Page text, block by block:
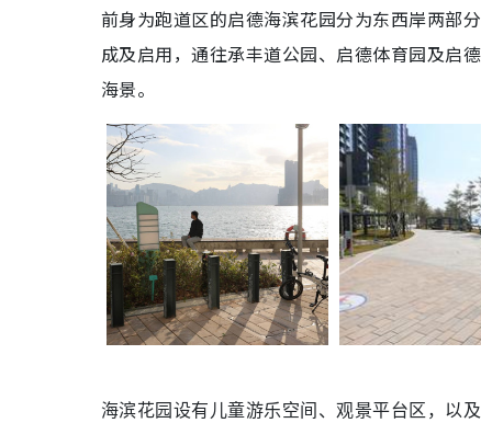
前身为跑道区的启德海滨花园分为东西岸两部
成及启用，通往承丰道公园、启德体育园及启
海景。
海滨花园设有儿童游乐空间、观景平台区，以